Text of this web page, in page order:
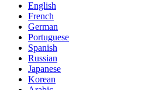
English
French
German
Portuguese
Spanish
Russian
Japanese
Korean